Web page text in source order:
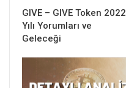
GIVE – GIVE Token 2022
Yılı Yorumları ve
Geleceği